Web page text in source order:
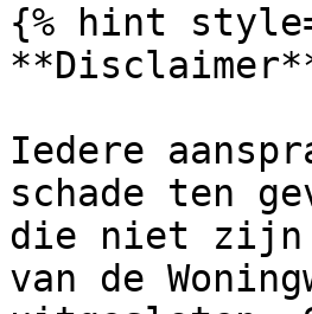
{% hint
Iedere
schade ten
die niet zijn
van de